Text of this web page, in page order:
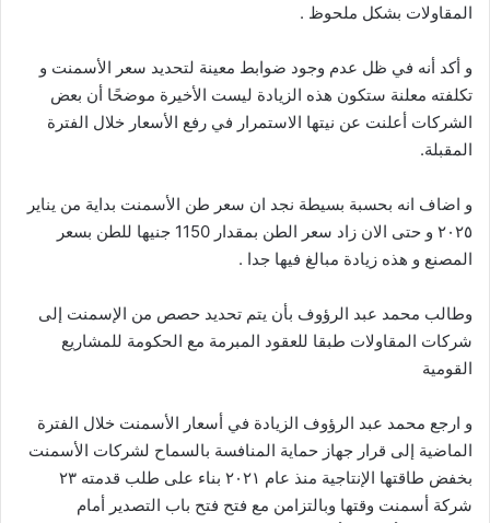
المقاولات بشكل ملحوظ .
و أكد أنه في ظل عدم وجود ضوابط معينة لتحديد سعر الأسمنت و
تكلفته معلنة ستكون هذه الزيادة ليست الأخيرة موضحًا أن بعض
الشركات أعلنت عن نيتها الاستمرار في رفع الأسعار خلال الفترة
المقبلة.
و اضاف انه بحسبة بسيطة نجد ان سعر طن الأسمنت بداية من يناير
٢٠٢٥ و حتى الان زاد سعر الطن بمقدار 1150 جنيها للطن بسعر
المصنع و هذه زيادة مبالغ فيها جدا .
وطالب محمد عبد الرؤوف بأن يتم تحديد حصص من الإسمنت إلى
شركات المقاولات طبقا للعقود المبرمة مع الحكومة للمشاريع
القومية
و ارجع محمد عبد الرؤوف الزيادة في أسعار الأسمنت خلال الفترة
الماضية إلى قرار جهاز حماية المنافسة بالسماح لشركات الأسمنت
بخفض طاقتها الإنتاجية منذ عام ٢٠٢١ بناء على طلب قدمته ٢٣
شركة أسمنت وقتها وبالتزامن مع فتح فتح باب التصدير أمام